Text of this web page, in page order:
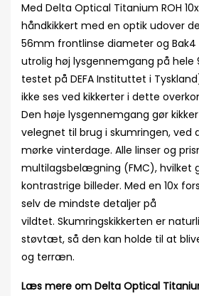
Med Delta Optical Titanium ROH
håndkikkert med en optik udover
56mm frontlinse diameter og Bak4
utrolig høj lysgennemgang på
testet på DEFA Instituttet i
ikke ses ved kikkerter i dette
Den høje lysgennemgang gør
velegnet til brug i skumringen, ved
mørke vinterdage. Alle linser og
multilagsbelægning (FMC), hvilket
kontrastrige billeder. Med en 10x
selv de mindste detaljer på
vildtet. Skumringskikkerten er
støvtæt, så den kan holde til at
og terræn.
Læs mere om Delta Optical